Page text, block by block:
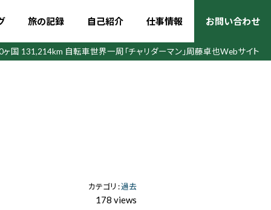
旅の記録 自己紹介 仕事情報 お問い合わせ
ヶ国 131,214km 自転車世界一周 「チャリダーマン」周藤卓也Webサイト
カテゴリ :過去
178 views